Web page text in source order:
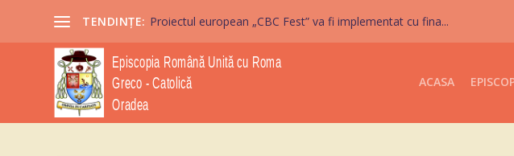
TENDINȚE: Proiectul european „CBC Fest” va fi implementat cu fina...
ACASA